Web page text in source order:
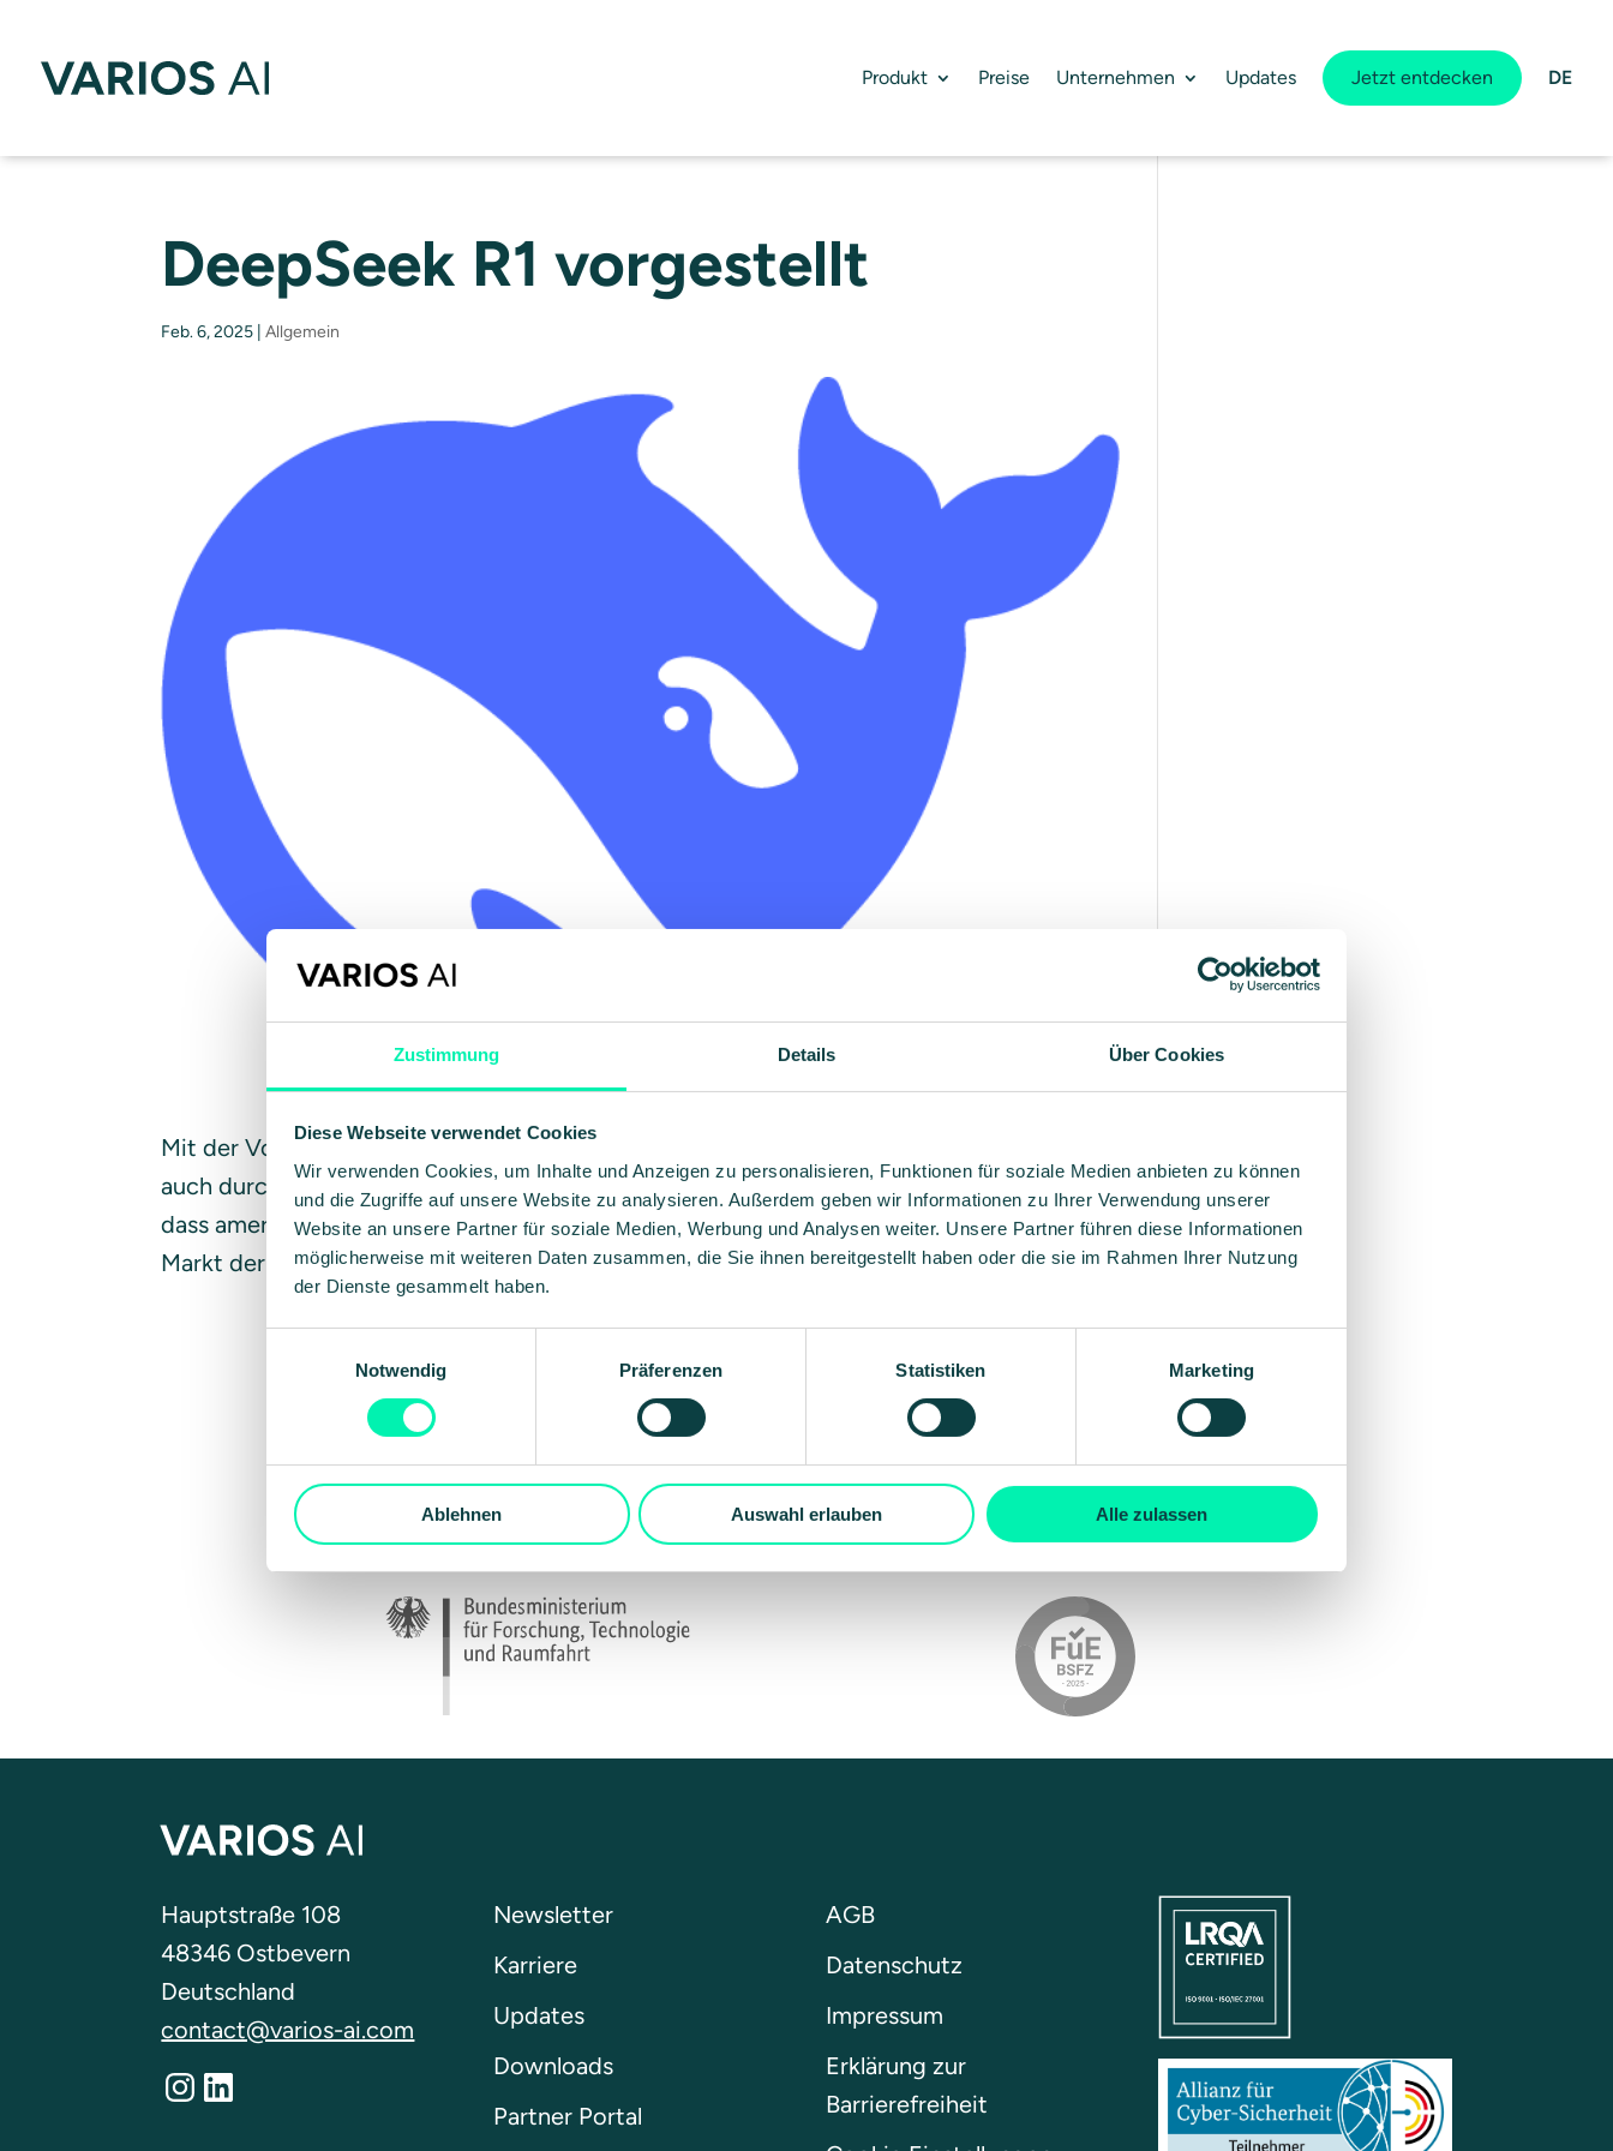
Zustimmung Details Über Cookies
Diese Webseite verwendet Cookies
Wir verwenden Cookies, um Inhalte und Anzeigen zu personalisieren, Funktionen für soziale Medien anbieten zu können
und die Zugriffe auf unsere Website zu analysieren. Außerdem geben wir Informationen zu Ihrer Verwendung unserer
Website an unsere Partner für soziale Medien, Werbung und Analysen weiter. Unsere Partner führen diese Informationen
möglicherweise mit weiteren Daten zusammen, die Sie ihnen bereitgestellt haben oder die sie im Rahmen Ihrer Nutzung
der Dienste gesammelt haben.
Notwendig
Präferenzen Statistiken Marketing
Ablehnen Auswahl erlauben Alle zulassen
Produkt Preise Unternehmen Updates Jetzt entdecken DE
DeepSeek R1 vorgestellt
Feb. 6, 2025 |Allgemein
Mit der Vorstellung von DeepSeek R1 ging ein Beben sowohl durch das Silicon Valley als
auch durch die Zentren von Meta, OpenAI und NVIDIA. Die vorherrschende Annahme,
dass amerikanische LLMs (Large Language Models) auf absehbare Zeit die Benchmark im
Markt der Sprachmodelle bestimmen würden, hat sich für viele überholt.
Gefördert durch:
Hauptstraße 108
48346 Ostbevern
Deutschland
contact@varios-ai.com
Instagram
LinkedIn
Newsletter
Karriere
Updates
Downloads
Partner Portal
AGB
Datenschutz
Impressum
Erklärung zur
Barrierefreiheit